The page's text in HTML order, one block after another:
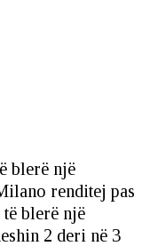
blerë një
renditej pas
blerë një
2 deri në 3